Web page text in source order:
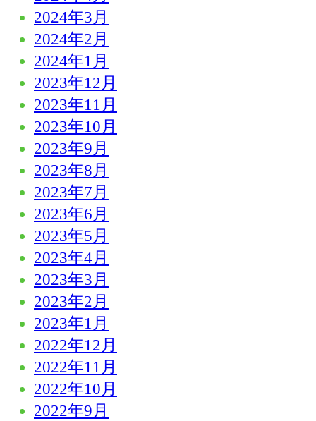
2024年3月
2024年2月
2024年1月
2023年12月
2023年11月
2023年10月
2023年9月
2023年8月
2023年7月
2023年6月
2023年5月
2023年4月
2023年3月
2023年2月
2023年1月
2022年12月
2022年11月
2022年10月
2022年9月